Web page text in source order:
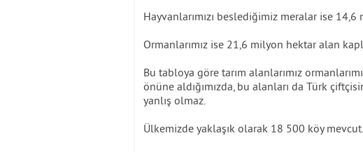
Hayvanlarımızı beslediğimiz meralar ise
Ormanlarımız ise 21,6 milyon hektar alan
Bu tabloya göre tarım alanlarımız
önüne aldığımızda, bu alanları da Türk
yanlış olmaz.
Ülkemizde yaklaşık olarak 18 500 köy